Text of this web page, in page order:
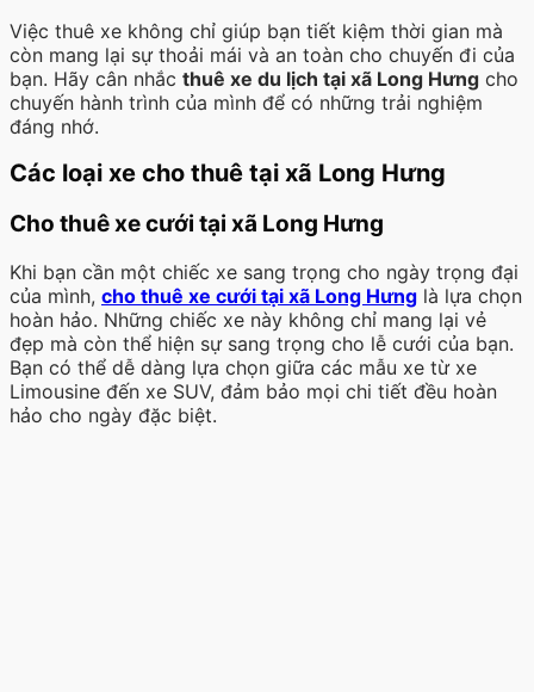
Việc thuê xe không chỉ giúp bạn tiết kiệm thời gian mà
còn mang lại sự thoải mái và an toàn cho chuyến đi của
bạn. Hãy cân nhắc thuê xe du lịch tại xã Long Hưng cho
chuyến hành trình của mình để có những trải nghiệm
đáng nhớ.
Các loại xe cho thuê tại xã Long Hưng
Cho thuê xe cưới tại xã Long Hưng
Khi bạn cần một chiếc xe sang trọng cho ngày trọng đại
của mình, cho thuê xe cưới tại xã Long Hưng là lựa chọn
hoàn hảo. Những chiếc xe này không chỉ mang lại vẻ
đẹp mà còn thể hiện sự sang trọng cho lễ cưới của bạn.
Bạn có thể dễ dàng lựa chọn giữa các mẫu xe từ xe
Limousine đến xe SUV, đảm bảo mọi chi tiết đều hoàn
hảo cho ngày đặc biệt.